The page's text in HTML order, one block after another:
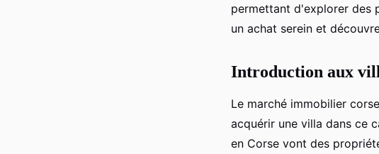
permettant d'explorer des
un achat serein et
Introduction aux
Le marché immobilier
acquérir une villa dans ce
en Corse vont des